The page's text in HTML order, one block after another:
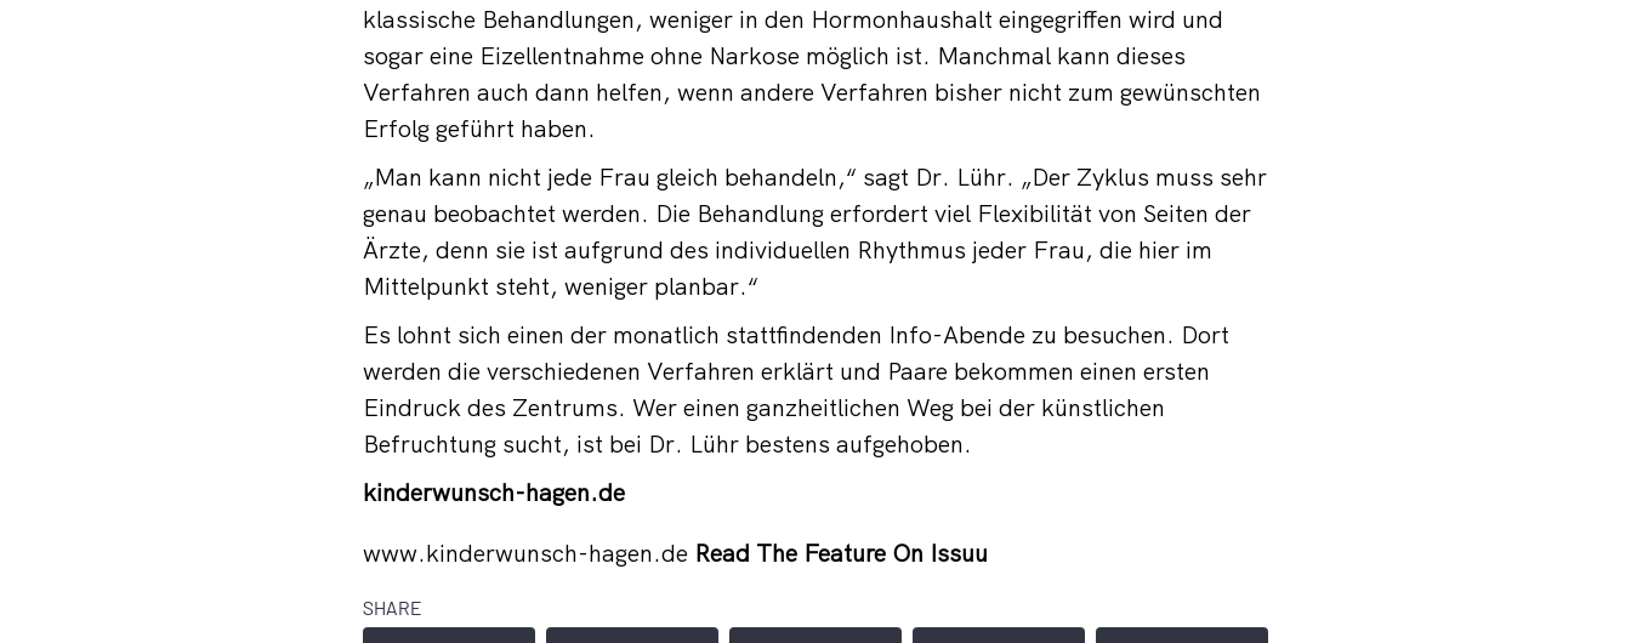
klassische Behandlungen, weniger in den Hormonhaushalt eingegriffen wird und
sogar eine Eizellentnahme ohne Narkose möglich ist. Manchmal kann dieses
Verfahren auch dann helfen, wenn andere Verfahren bisher nicht zum gewünschten
Erfolg geführt haben.
„Man kann nicht jede Frau gleich behandeln,“ sagt Dr. Lühr. „Der Zyklus muss sehr
genau beobachtet werden. Die Behandlung erfordert viel Flexibilität von Seiten der
Ärzte, denn sie ist aufgrund des individuellen Rhythmus jeder Frau, die hier im
Mittelpunkt steht, weniger planbar.“
Es lohnt sich einen der monatlich stattfindenden Info-Abende zu besuchen. Dort
werden die verschiedenen Verfahren erklärt und Paare bekommen einen ersten
Eindruck des Zentrums. Wer einen ganzheitlichen Weg bei der künstlichen
Befruchtung sucht, ist bei Dr. Lühr bestens aufgehoben.
kinderwunsch-hagen.de
www.kinderwunsch-hagen.de Read The Feature On Issuu
SHARE